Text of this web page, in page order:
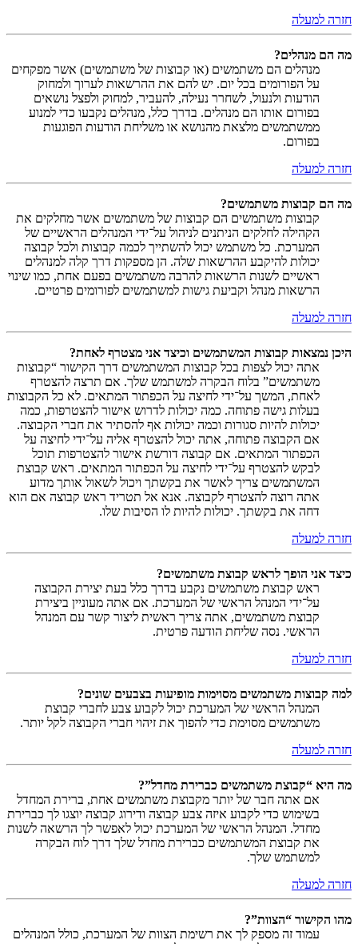
חזרה למעלה
מה הם מנהלים?
מנהלים הם משתמשים (או קבוצות של משתמשים) אשר מפקחים
על הפורומים בכל יום. יש להם את ההרשאות לערוך ולמחוק
הודעות ולנעול, לשחרר נעילה, להעביר, למחוק ולפצל נושאים
בפורום אותו הם מנהלים. בדרך כלל, מנהלים נקבעו כדי למנוע
ממשתמשים מלצאת מהנושא או משליחת הודעות הפוגעות
בפורום.
חזרה למעלה
מה הם קבוצות משתמשים?
קבוצות משתמשים הם קבוצות של משתמשים אשר מחלקים את
הקהילה לחלקים הניתנים לניהול על־ידי המנהלים הראשיים של
המערכת. כל משתמש יכול להשתייך לכמה קבוצות ולכל קבוצה
יכולות להיקבע ההרשאות שלה. הן מספקות דרך קלה למנהלים
ראשיים לשנות הרשאות להרבה משתמשים בפעם אחת, כמו שינוי
הרשאות מנהל וקביעת גישות למשתמשים לפורומים פרטיים.
חזרה למעלה
היכן נמצאות קבוצות המשתמשים וכיצד אני מצטרף לאחת?
אתה יכול לצפות בכל קבוצות המשתמשים דרך הקישור “קבוצות
משתמשים” בלוח הבקרה למשתמש שלך. אם תרצה להצטרף
לאחת, המשך על־ידי לחיצה על הכפתור המתאים. לא כל הקבוצות
בעלות גישה פתוחה. כמה יכולות לדרוש אישור להצטרפות, כמה
יכולות להיות סגורות וכמה יכולות אף להסתיר את חברי הקבוצה.
אם הקבוצה פתוחה, אתה יכול להצטרף אליה על־ידי לחיצה על
הכפתור המתאים. אם קבוצה דורשת אישור להצטרפות תוכל
לבקש להצטרף על־ידי לחיצה על הכפתור המתאים. ראש קבוצת
המשתמשים צריך לאשר את בקשתך ויכול לשאול אותך מדוע
אתה רוצה להצטרף לקבוצה. אנא אל תטריד ראש קבוצה אם הוא
דחה את בקשתך. יכולות להיות לו הסיבות שלו.
חזרה למעלה
כיצד אני הופך לראש קבוצת משתמשים?
ראש קבוצת משתמשים נקבע בדרך כלל בעת יצירת הקבוצה
על־ידי המנהל הראשי של המערכת. אם אתה מעוניין ביצירת
קבוצת משתמשים, אתה צריך ראשית ליצור קשר עם המנהל
הראשי. נסה שליחת הודעה פרטית.
חזרה למעלה
למה קבוצות משתמשים מסוימות מופיעות בצבעים שונים?
המנהל הראשי של המערכת יכול לקבוע צבע לחברי קבוצת
משתמשים מסוימת כדי להפוך את זיהוי חברי הקבוצה לקל יותר.
חזרה למעלה
מה היא “קבוצת משתמשים כברירת מחדל”?
אם אתה חבר של יותר מקבוצת משתמשים אחת, ברירת המחדל
בשימוש כדי לקבוע איזה צבע קבוצה ודירוג קבוצה יוצגו לך כברירת
מחדל. המנהל הראשי של המערכת יכול לאפשר לך הרשאה לשנות
את קבוצת המשתמשים כברירת מחדל שלך דרך לוח הבקרה
למשתמש שלך.
חזרה למעלה
מהו הקישור “הצוות”?
עמוד זה מספק לך את רשימת הצוות של המערכת, כולל המנהלים